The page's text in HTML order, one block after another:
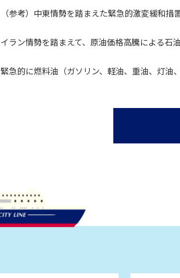
（参考）中東情勢を踏まえた緊急的激変緩和措
イラン情勢を踏まえて、原油価格高騰による石
緊急的に燃料油（ガソリン、軽油、重油、灯油